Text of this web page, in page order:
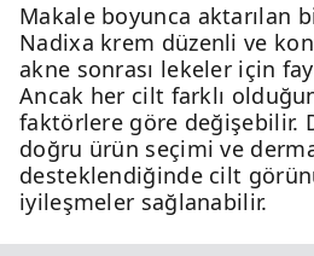
Makale boyunca aktarılan
Nadixa krem düzenli ve
akne sonrası lekeler için
Ancak her cilt farklı
faktörlere göre değişebilir.
doğru ürün seçimi ve
desteklendiğinde cilt
iyileşmeler sağlanabilir.